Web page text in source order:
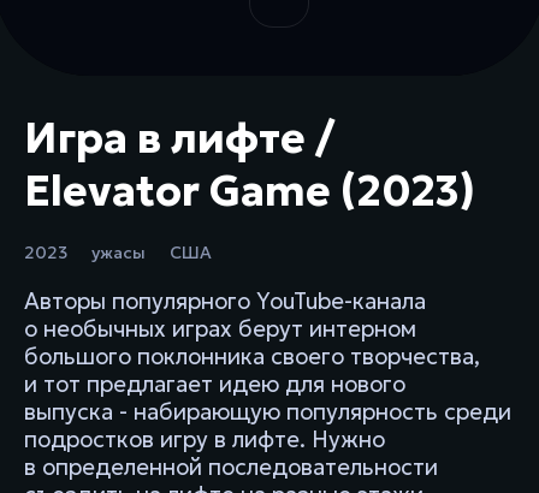
Игра в лифте /
Elevator Game (2023)
2023 ужасы США
Авторы популярного YouTube-канала
о необычных играх берут интерном
большого поклонника своего творчества,
и тот предлагает идею для нового
выпуска - набирающую популярность среди
подростков игру в лифте. Нужно
в определенной последовательности